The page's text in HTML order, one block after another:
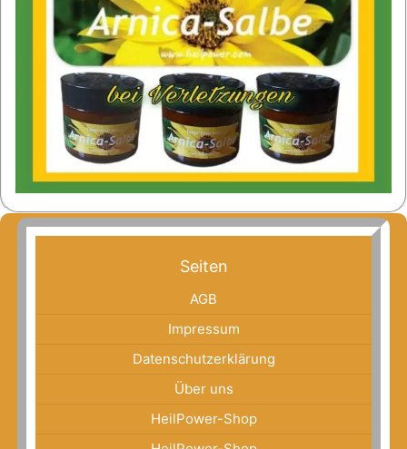
Seiten
AGB
Impressum
Datenschutzerklärung
Über uns
HeilPower-Shop